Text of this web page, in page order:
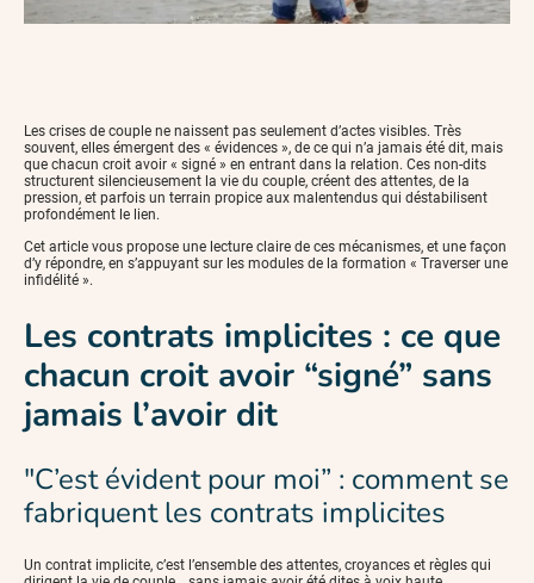
Les crises de couple ne naissent pas seulement d’actes visibles. Très
souvent, elles émergent des « évidences », de ce qui n’a jamais été dit, mais
que chacun croit avoir « signé » en entrant dans la relation. Ces non-dits
structurent silencieusement la vie du couple, créent des attentes, de la
pression, et parfois un terrain propice aux malentendus qui déstabilisent
profondément le lien.
Cet article vous propose une lecture claire de ces mécanismes, et une façon
d’y répondre, en s’appuyant sur les modules de la formation « Traverser une
infidélité ».
Les contrats implicites : ce que
chacun croit avoir “signé” sans
jamais l’avoir dit
"C’est évident pour moi” : comment se
fabriquent les contrats implicites
Un contrat implicite, c’est l’ensemble des attentes, croyances et règles qui